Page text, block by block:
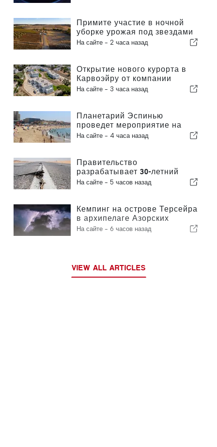
отпечатков пальцев
Примите участие в ночной
уборке урожая под звездами
в Алентежу
На сайте - 2 часа назад
Открытие нового курорта в
Карвоэйру от компании
«Carvoeiro Branco»
На сайте - 3 часа назад
Планетарий Эспинью
проведет мероприятие на
пляже Прайя-да-Байя во
На сайте - 4 часа назад
Правительство
разрабатывает 30-летний
национальный план по
землетрясениям
На сайте - 5 часов назад
Кемпинг на острове Терсейра
в архипелаге Азорских
островов был эвакуирован
На сайте - 6 часов назад
VIEW ALL ARTICLES